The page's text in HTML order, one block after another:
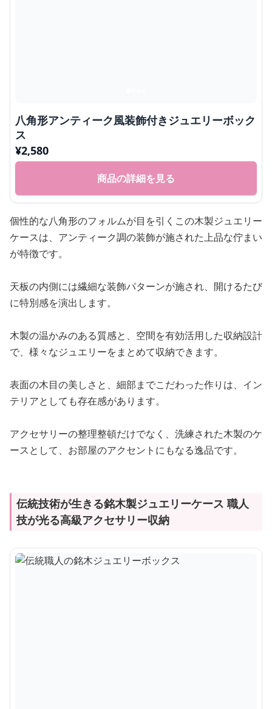
八角形アンティーク風装飾付きジュエリーボック
ス
¥2,580
商品の詳細を見る
個性的な八角形のフォルムが目を引くこの木製ジュエリー
ケースは、アンティーク調の装飾が施された上品な佇まい
が特徴です。
天板の内側には繊細な装飾パターンが施され、開けるたび
に特別感を演出します。
木製の温かみのある質感と、空間を有効活用した収納設計
で、様々なジュエリーをまとめて収納できます。
表面の木目の美しさと、細部までこだわった作りは、イン
テリアとしても存在感があります。
アクセサリーの整理整頓だけでなく、洗練された木製のケ
ースとして、お部屋のアクセントにもなる逸品です。
伝統技術が生きる銘木製ジュエリーケース 職人
技が光る高級アクセサリー収納